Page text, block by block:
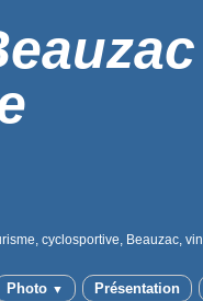
cyclosportive, Beauzac, vin
Photo ▼ Présentation